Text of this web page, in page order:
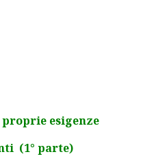
esigenze
(1° parte)